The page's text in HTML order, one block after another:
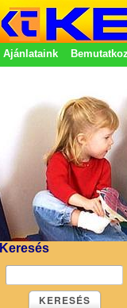
Ajánlataink
Keresés
KERESÉS